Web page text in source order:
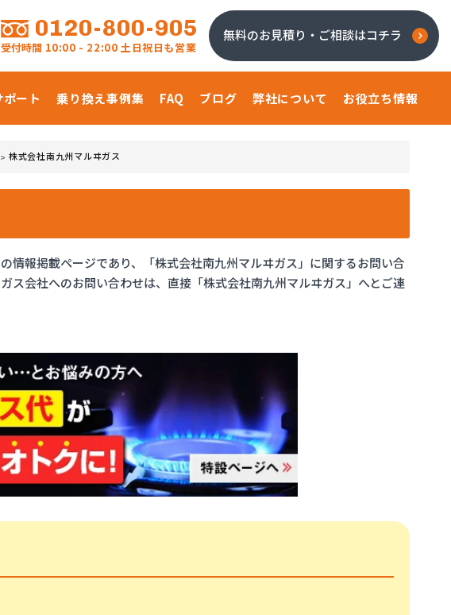
0120-800-905
受付時間 10:00 - 22:00 土日祝日も営業
無料のお見積り・ご相談はコチラ
ート 乗り換え事例集 FAQ ブログ 弊社について お役立ち情報
> 株式会社南九州マルヰガス
情報掲載ページであり、「株式会社南九州マルヰガス」に関するお問い合
ス会社へのお問い合わせは、直接「株式会社南九州マルヰガス」へとご連